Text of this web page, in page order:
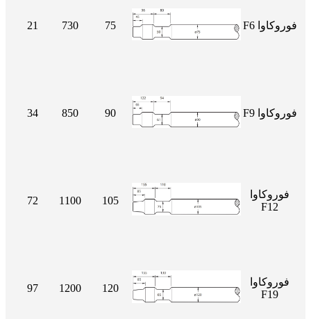
فوروكاوا F6 75
730
21
فوروكاوا F9 90
850
34
فوروكاوا
F12
105
1100
72
فوروكاوا
F19
120
1200
97